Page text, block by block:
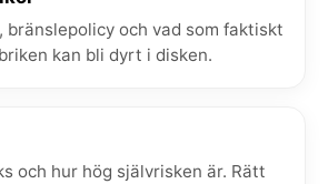
bränslepolicy och vad som faktiskt
kan bli dyrt i disken.
och hur hög självrisken är. Rätt